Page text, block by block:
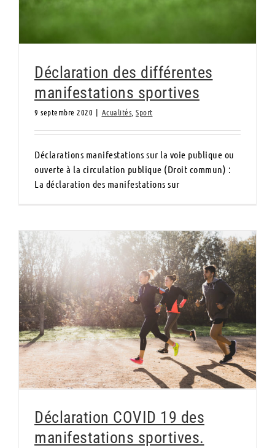
Déclaration des différentes
manifestations sportives
9 septembre 2020 | Acualités Sport
Déclarations manifestations sur la voie publique ou
ouverte à la circulation publique (Droit commun) :
La déclaration des manifestations sur
Déclaration COVID 19 des manifestations
sportives.
Déclaration COVID 19 des
manifestations sportives.